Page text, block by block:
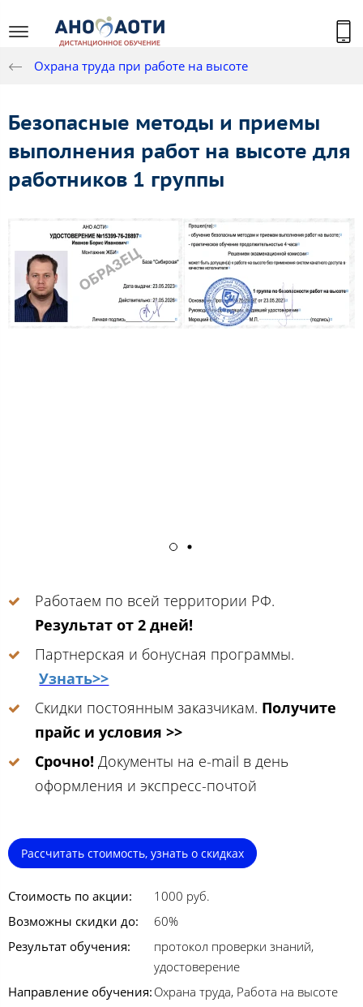
Охрана труда при работе на высоте
Безопасные методы и приемы
выполнения работ на высоте для
работников 1 группы
Работаем по всей территории РФ.
Результат от 2 дней!
Партнерская и бонусная программы.
Узнать>>
Скидки постоянным заказчикам. Получите
прайс и условия >>
Срочно! Документы на e-mail в день
оформления и экспресс-почтой
Рассчитать стоимость, узнать о скидках
Стоимость по акции:
1000 руб.
Возможны скидки до:
60%
Результат обучения:
протокол проверки знаний,
удостоверение
Направление обучения: Охрана труда, Работа на высоте